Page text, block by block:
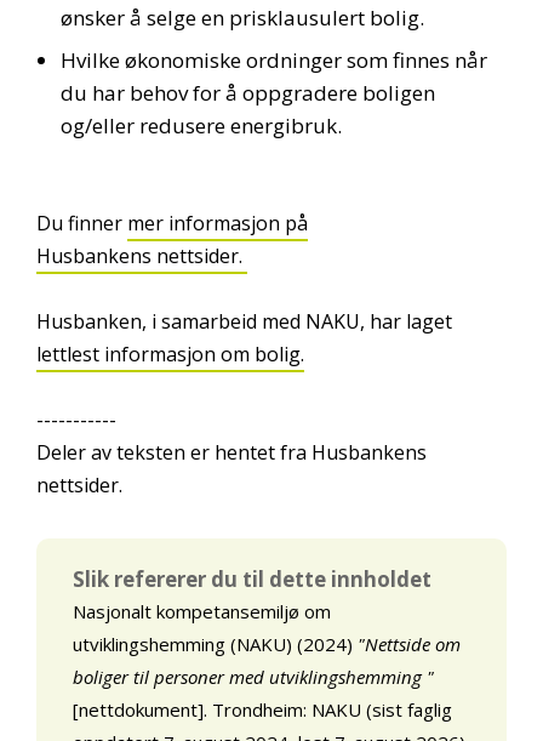
ønsker å selge en prisklausulert bolig.
Hvilke økonomiske ordninger som finnes når
du har behov for å oppgradere boligen
og/eller redusere energibruk.
Du finner mer informasjon på
Husbankens nettsider.
Husbanken, i samarbeid med NAKU, har laget
lettlest informasjon om bolig.
-----------
Deler av teksten er hentet fra Husbankens
nettsider.
Slik refererer du til dette innholdet
Nasjonalt kompetansemiljø om
utviklingshemming (NAKU) (2024) "Nettside om
boliger til personer med utviklingshemming "
[nettdokument]. Trondheim: NAKU (sist faglig